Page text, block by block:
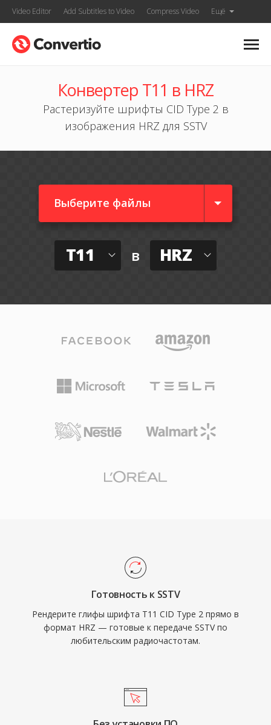
Video Editor Add Subtitles to Video Compress Video Ещё
Конвертер T11 в HRZ
Растеризуйте шрифты CID Type 2 в
изображения HRZ для SSTV
Выберите файлы
T11 в HRZ
Готовность к SSTV
Рендерите глифы шрифта T11 CID Type 2 прямо в
формат HRZ — готовые к передаче SSTV по
любительским радиочастотам.